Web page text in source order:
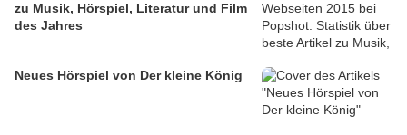
zu Musik, Hörspiel, Literatur und Film
des Jahres
Neues Hörspiel von Der kleine König